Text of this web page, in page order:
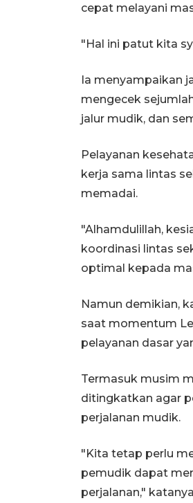
cepat melayani
"Hal ini patut kita
Ia menyampaikan
mengecek
jalur mudik, dan
Pelayanan
kerja sama lintas
memadai.
"Alhamdulillah,
koordinasi lintas
optimal kepada
Namun demikian,
saat momentum
pelayanan dasar
Termasuk musim
ditingkatkan agar
perjalanan mudik.
"Kita tetap perlu
pemudik dapat
perjalanan,"